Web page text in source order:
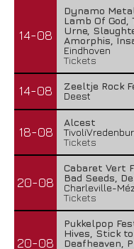
14-08
Dynamo
Lamb Of
Urne,
Amorphis,
Eindhoven
Tickets
14-08
Zeeltje Rock
Deest
18-08
Alcest
Tickets
20-08
Cabaret Vert
Bad Seeds,
Charleville-
Tickets
20-08
Pukkelpop
Hives, Stick
Deafheaven,